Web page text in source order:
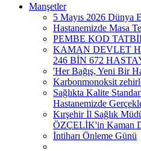
Manşetler
5 Mayıs 2026 Dünya
Hastanemizde Masa
PEMBE KOD
KAMAN DEVLET
246 BİN 672
'Her Bağış, Yeni Bir
Karbonmonoksit
Sağlıkta Kalite
Hastanemizde
Kırşehir İl Sağlık
ÖZÇELİK'in Kaman
İntiharı Önleme Günü